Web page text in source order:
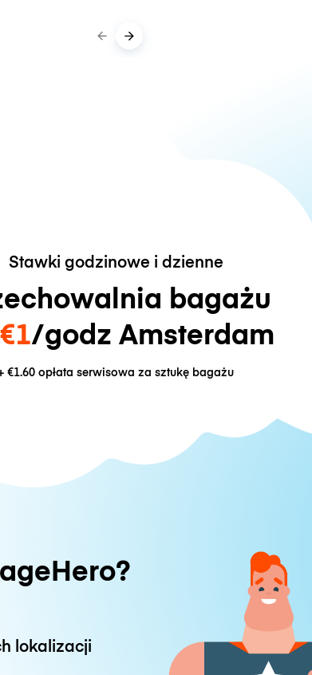
Stawki godzinowe i dzienne
bagażu
€1/godz Amsterdam
€1.60 opłata serwisowa za sztukę bagażu
lokalizacji